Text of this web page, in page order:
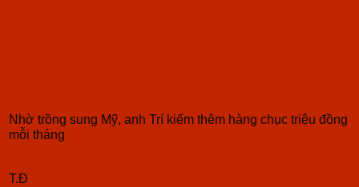
Nhờ trồng sung Mỹ, anh Trí kiếm thêm hàng chục triệu đồng
mỗi tháng
T.Đ